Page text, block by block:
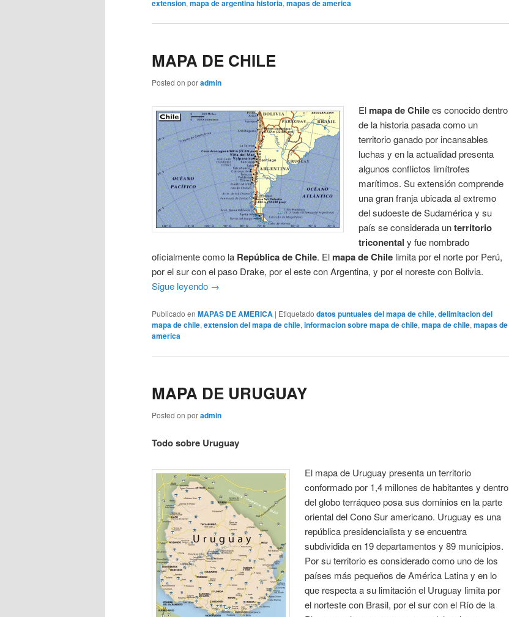
extension, mapa de argentina historia, mapas de america
MAPA DE CHILE
Posted on poradmin
El mapa de Chilees conocido dentro
de la historia pasada como un
territorio ganado por incansables
luchas y en la actualidad presenta
algunos conflictos limítrofes
marítimos. Su extensión comprende
una gran franja ubicada al extremo
del sudoeste de Sudamérica y su
país se considerada unterritorio
triconental y fue nombrado
oficialmente como la República de Chile. El mapa de Chile limita por el norte por Perú,
por el sur con el paso Drake, por el este con Argentina, y por el noreste con Bolivia.
Sigue leyendo →
Publicado en MAPAS DE AMERICA | Etiquetado datos puntuales del mapa de chile, delimitacion del
mapa de chile, extension del mapa de chile, informacion sobre mapa de chile, mapa de chile, mapas de
america
MAPA DE URUGUAY
Posted on poradmin
Todo sobre Uruguay
El mapa de Uruguay presenta un territorio
conformado por 1,4 millones de habitantes y dentro
del globo terráqueo posa sus dominios en la parte
oriental del Cono Sur americano. Uruguay es una
república presidencialista y se encuentra
subdividida en 19 departamentos y 89 municipios.
Por su territorio es considerado como uno de los
países más pequeños de América Latina y en lo
que respecta a su limitación el Uruguay limita por
el norteste con Brasil, por el sur con el Río de la